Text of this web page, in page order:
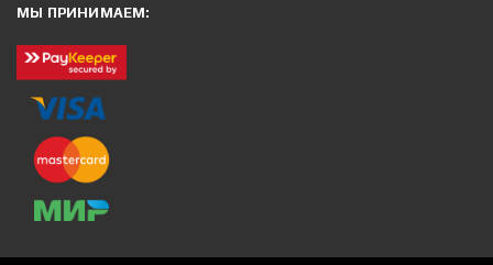
МЫ ПРИНИМАЕМ: